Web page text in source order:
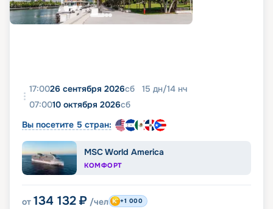
17:0026 сентября 2026сб 15 дн/14 нч
07:0010 октября 2026сб
Вы посетите 5 стран:
MSC World America
КОМФОРТ
от 134 132 ₽ /чел +1 000